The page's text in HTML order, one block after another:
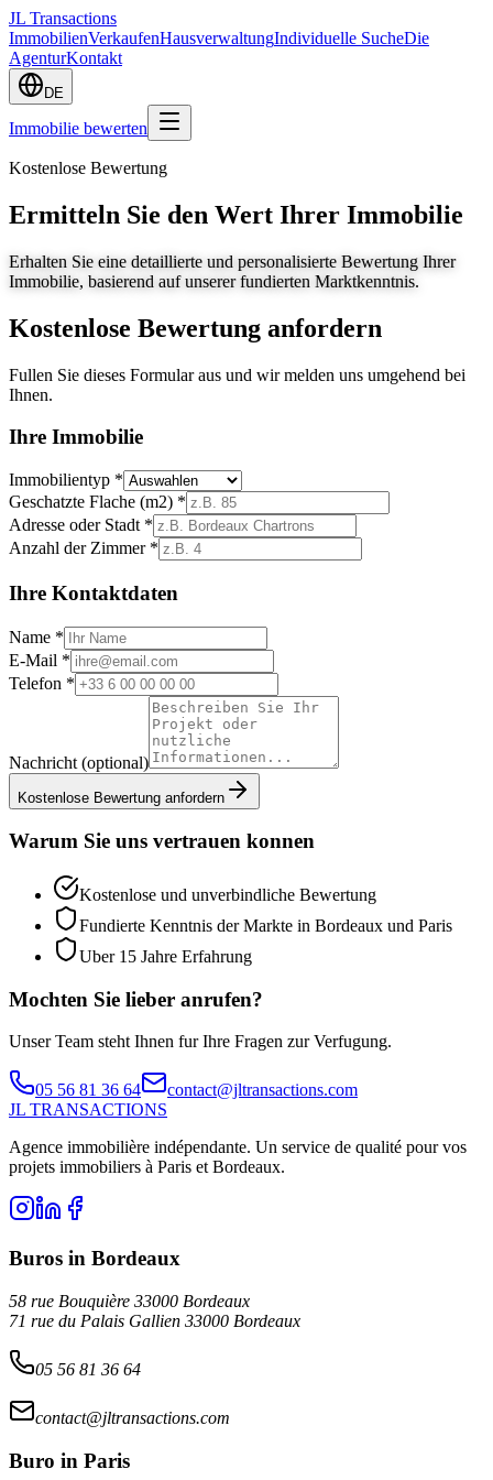
JL Transactions
ImmobilienVerkaufenHausverwaltungIndividuelle SucheDie
AgenturKontakt
DE
Immobilie bewerten
Kostenlose Bewertung
Ermitteln Sie den Wert Ihrer Immobilie
Erhalten Sie eine detaillierte und personalisierte Bewertung Ihrer
Immobilie, basierend auf unserer fundierten Marktkenntnis.
Kostenlose Bewertung anfordern
Fullen Sie dieses Formular aus und wir melden uns umgehend bei
Ihnen.
Ihre Immobilie
Immobilientyp *
Geschatzte Flache (m2) *
Adresse oder Stadt *
Anzahl der Zimmer *
Ihre Kontaktdaten
Name *
E-Mail *
Telefon *
Nachricht (optional)
Kostenlose Bewertung anfordern
Warum Sie uns vertrauen konnen
Kostenlose und unverbindliche Bewertung
Fundierte Kenntnis der Markte in Bordeaux und Paris
Uber 15 Jahre Erfahrung
Mochten Sie lieber anrufen?
Unser Team steht Ihnen fur Ihre Fragen zur Verfugung.
05 56 81 36 64
contact@jltransactions.com
JL TRANSACTIONS
Agence immobilière indépendante. Un service de qualité pour vos
projets immobiliers à Paris et Bordeaux.
Buros in Bordeaux
58 rue Bouquière 33000 Bordeaux
71 rue du Palais Gallien 33000 Bordeaux
05 56 81 36 64
contact@jltransactions.com
Buro in Paris